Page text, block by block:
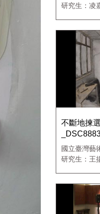
研究生：凌
不斷地揀
國立臺灣藝
研究生：王